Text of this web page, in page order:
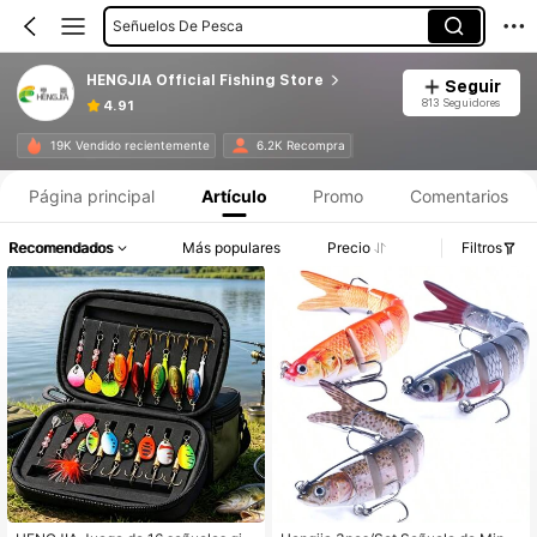
Señuelos De Pesca
HENGJIA Official Fishing Store
4.91
Seguir
813 Seguidores
19K Vendido recientemente 6.2K Recompra
Página principal Artículo Promo Comentarios
Recomendados Más populares Precio Filtros